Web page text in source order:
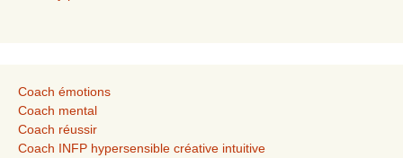
Coach émotions
Coach mental
Coach réussir
Coach INFP hypersensible créative intuitive